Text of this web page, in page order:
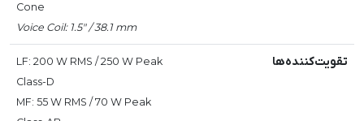
Cone
Voice Coil: 1.5" / 38.1 mm
تقویت‌کننده‌ها
LF: 200 W RMS / 250 W Peak
Class-D
MF: 55 W RMS / 70 W Peak